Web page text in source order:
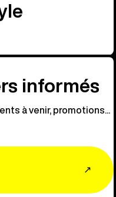
informés
à venir, promotions...
↗